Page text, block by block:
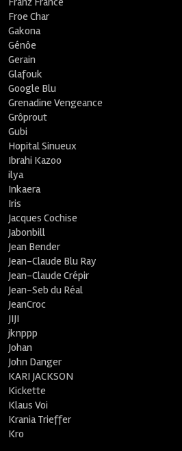
Froe Char
Gakona
Génôe
Gerain
Glafouk
Google Blu
Grenadine Vengeance
Grôprout
Gubi
Hopital Sinueux
Ibrahi Kazoo
ilya
Inkaera
Iris
Jacques Cochise
Jabonbill
Jean Bender
Jean-Claude Blu Ray
Jean-Claude Crépir
Jean-Seb du Réal
JeanCroc
JIJI
jknppp
Johan
John Danger
KARI JACKSON
Kickette
Klaus Voi
Krania Trieffer
Kro